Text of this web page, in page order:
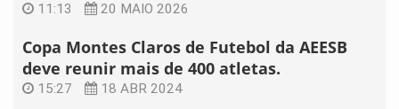
11:13 20 MAIO 2026
Copa Montes Claros de Futebol da AEESB
deve reunir mais de 400 atletas.
15:27 18 ABR 2024